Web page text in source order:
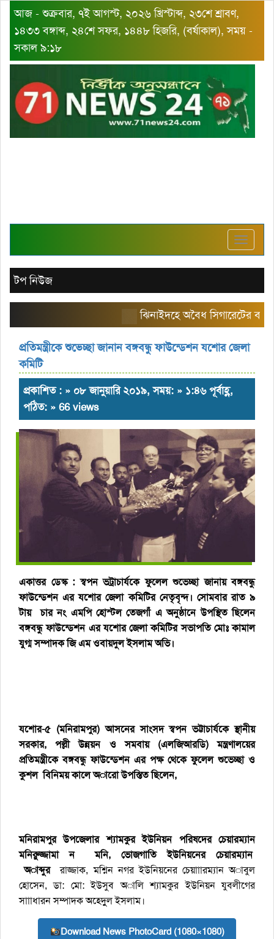
আজ - শুক্রবার, ৭ই আগস্ট, ২০২৬ খ্রিস্টাব্দ, ২৩শে শ্রাবণ,
১৪৩৩ বঙ্গাব্দ, ২৪শে সফর, ১৪৪৮ হিজরি, (বর্ষাকাল), সময় -
সকাল ৯:১৮
Toggle
টপ নিউজ
ঝিনাইদহে অবৈধ সিগারেটের বাজার
প্রতিমন্ত্রীকে শুভেচ্ছা জানান বঙ্গবন্ধু ফাউন্ডেশন যশোর জেলা
কমিটি
প্রকাশিত : » ০৮ জানুয়ারি ২০১৯, সময়: » ১:৪৬ পূর্বাহ্ণ,
পঠিত: » 66 views
একাত্তর ডেস্ক : স্বপন ভট্রাচার্যকে ফুলেল শুভেচ্ছা জানায় বঙ্গবন্ধু
ফাউন্ডেশন এর যশোর জেলা কমিটির নেতৃবৃন্দ। সোমবার রাত ৯
টায় চার নং এমপি হোস্টল তেজগাঁ এ অনুষ্ঠানে উপস্থিত ছিলেন
বঙ্গবন্ধু ফাউন্ডেশন এর যশোর জেলা কমিটির সভাপতি মোঃ কামাল
যুগ্ম সম্পাদক জি এম ওবায়দুল ইসলাম অভি।
যশোর-৫ (মনিরামপুর) আসনের সাংসদ স্বপন ভট্টাচার্যকে স্থানীয়
সরকার, পল্লী উন্নয়ন ও সমবায় (এলজিআরডি) মন্ত্রণালয়ের
প্রতিমন্ত্রীকে বঙ্গবন্ধু ফাউন্ডেশন এর পক্ষ থেকে ফুলেল শুভেচ্ছা ও
কুশল বিনিময় কালে অারো উপস্তিত ছিলেন,
মনিরামপুর উপজেলার শ্যামকুর ইউনিয়ন পরিষদের চেয়ারম্যান
মনিরুুজ্জামা ন মনি, ভোজগাতি ইউনিয়নের চেয়ারম্যান
অাব্দুর
রাজ্জাক, মশ্নিন নগর ইউনিয়নের চেয়াাারম্যান অাবুল
হোসেন, ডা: মো: ইউসুব অালি শ্যামকুর ইউনিয়ন যুবলীগের
সাাাধারন সম্পাদক অহেদুুল ইসলাম।
Download News PhotoCard (1080×1080)